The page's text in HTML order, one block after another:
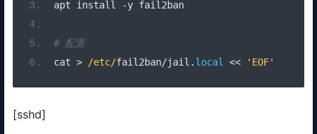
apt install
-y
# 配置
cat > /etc/fail2ban/jail . local << 'EOF'
[sshd]